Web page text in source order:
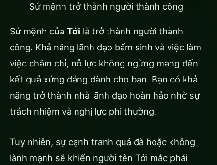
Sứ mệnh trở thành người thành công
Sứ mệnh của Tới là trở thành người thành
công. Khả năng lãnh đạo bẩm sinh và việc làm
việc chăm chỉ, nỗ lực không ngừng mang đến
kết quả xứng đáng dành cho bạn. Bạn có khả
năng trở thành nhà lãnh đạo hoàn hảo nhờ sự
trách nhiệm và nghị lực phi thường.
Tuy nhiên, sự cạnh tranh quá đà hoặc không
lành mạnh sẽ khiến người tên Tới mắc phải